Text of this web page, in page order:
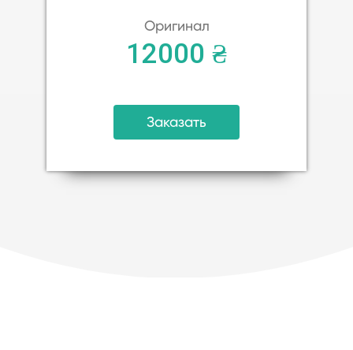
Оригинал
12000 ₴
Заказать